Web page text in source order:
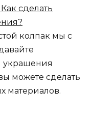
колпак мы с
украшения
можете сделать
материалов.